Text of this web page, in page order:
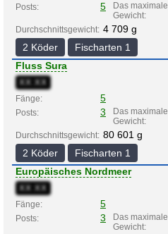
Posts: 5
Das maximale
Gewicht:
Durchschnittsgewicht: 4 709 g
2 Köder
Fischarten 1
Fluss Sura
XX:XX
Fänge:
5
Posts: 3
Das maximale
Gewicht:
Durchschnittsgewicht: 80 601 g
2 Köder
Fischarten 1
Europäisches Nordmeer
XX:XX
Fänge:
5
Posts: 3
Das maximale
Gewicht: